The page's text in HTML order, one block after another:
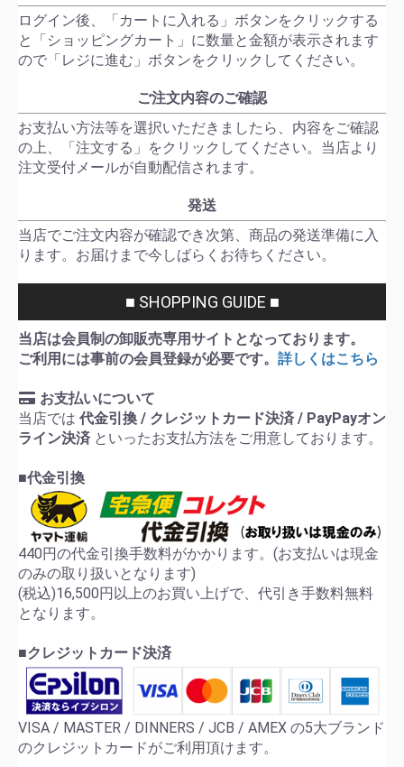
ログイン後、「カートに入れる」ボタンをクリックする
と「ショッピングカート」に数量と金額が表示されます
ので「レジに進む」ボタンをクリックしてください。
ご注文内容のご確認
お支払い方法等を選択いただきましたら、内容をご確認
の上、「注文する」をクリックしてください。当店より
注文受付メールが自動配信されます。
発送
当店でご注文内容が確認でき次第、商品の発送準備に入
ります。お届けまで今しばらくお待ちください。
■ SHOPPING GUIDE ■
当店は会員制の卸販売専用サイトとなっております。
ご利用には事前の会員登録が必要です。 詳しくはこちら
お支払いについて
当店では 代金引換 / クレジットカード決済 / PayPayオン
ライン決済 といったお支払方法をご用意しております。
■代金引換
440円の代金引換手数料がかかります。(お支払いは現金
のみの取り扱いとなります)
(税込)16,500円以上のお買い上げで、代引き手数料無料
となります。
■クレジットカード決済
VISA / MASTER / DINNERS / JCB / AMEX の5大ブランド
のクレジットカードがご利用頂けます。